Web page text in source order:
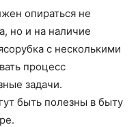
опираться не
но и на наличие
с несколькими
процесс
задачи.
быть полезны в быту